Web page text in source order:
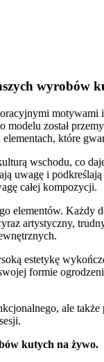
wyrobów
został
które
wschodu, co
uwagę i
całej kompozycji.
elementów. Każdy
artystyczny,
estetykę
formie
ale
kutych na żywo.